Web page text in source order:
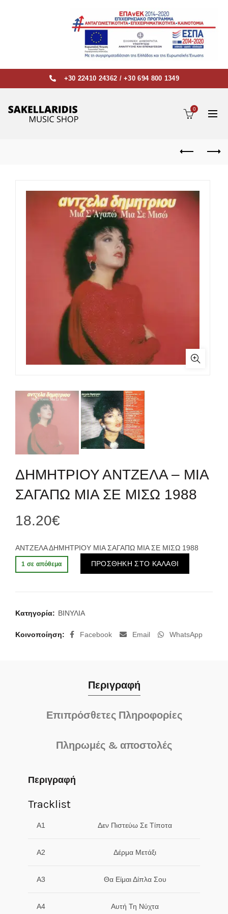
+30 22410 24362 /+30 694 800 1349
0
ΔΗΜΗΤΡΙΟΥ ΑΝΤΖΕΛΑ – ΜΙΑ
ΣΑΓΑΠΩ ΜΙΑ ΣΕ ΜΙΣΩ 1988
18.20€
ΑΝΤΖΕΛΑ ΔΗΜΗΤΡΙΟΥ ΜΙΑ ΣΑΓΑΠΩ ΜΙΑ ΣΕ ΜΙΣΩ 1988
1 σε απόθεμα ΠΡΟΣΘΗΚΗ ΣΤΟ ΚΑΛΑΘΙ
Κατηγορία: ΒΙΝΥΛΙΑ
Κοινοποίηση Facebook Email WhatsApp
Περιγραφή
Επιπρόσθετες Πληροφορίες
Πληρωμές & αποστολές
Περιγραφή
Tracklist
A1 Δεν Πιστεύω Σε Τίποτα
A2 Δέρμα Μετάξι
A3 Θα Είμαι Δίπλα Σου
A4 Αυτή Τη Νύχτα